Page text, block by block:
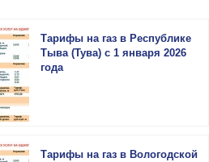
Тарифы на газ в Республике
Тыва (Тува) с 1 января 2026
года
Тарифы на газ в Вологодской